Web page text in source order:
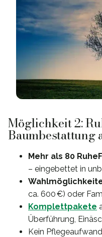
Möglichkeit 2:
Mehr als 80
– eingebettet in
ca. 600 €) oder
Komplettpakete
Überführung,
Kein